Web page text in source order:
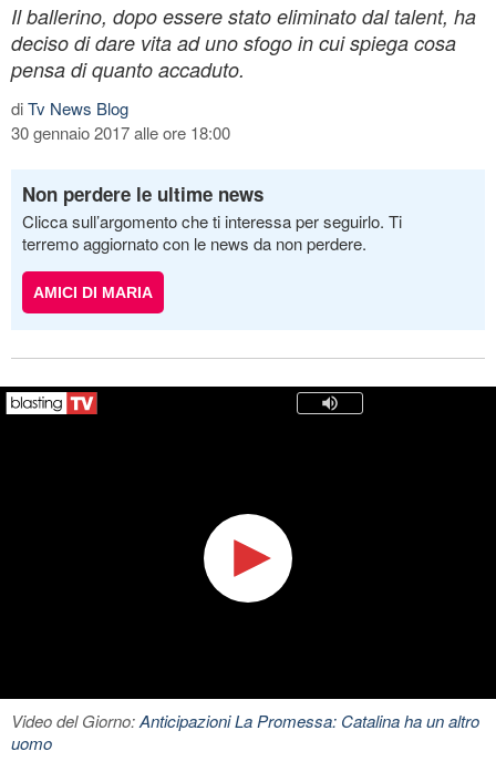
Il ballerino, dopo essere stato eliminato dal talent, ha
deciso di dare vita ad uno sfogo in cui spiega cosa
pensa di quanto accaduto.
diTv News Blog
30 gennaio 2017 alle ore 18:00
Non perdere le ultime news
Clicca sull’argomento che ti interessa per seguirlo. Ti
terremo aggiornato con le news da non perdere.
AMICI DI MARIA
Video del Giorno:Anticipazioni La Promessa: Catalina ha un altro
uomo